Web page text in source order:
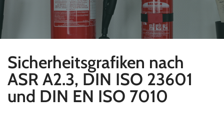
Sicherheitsgrafiken nach
ASR A2.3, DIN ISO 23601
und DIN EN ISO 7010​